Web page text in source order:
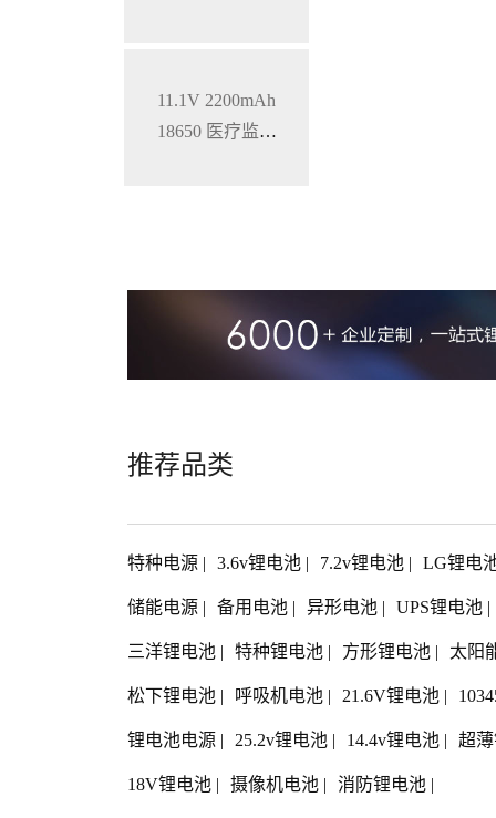
11.1V 2200mAh
18650 医疗监护
推荐品类
特种电源 | 3.6v锂电池 | 7.2v锂电池 | LG锂电
储能电源 | 备用电池 | 异形电池 | UPS锂电池 |
三洋锂电池 | 特种锂电池 | 方形锂电池 | 太阳
松下锂电池 | 呼吸机电池 | 21.6V锂电池 |
锂电池电源 | 25.2v锂电池 | 14.4v锂电池 | 超
18V锂电池 | 摄像机电池 | 消防锂电池 |